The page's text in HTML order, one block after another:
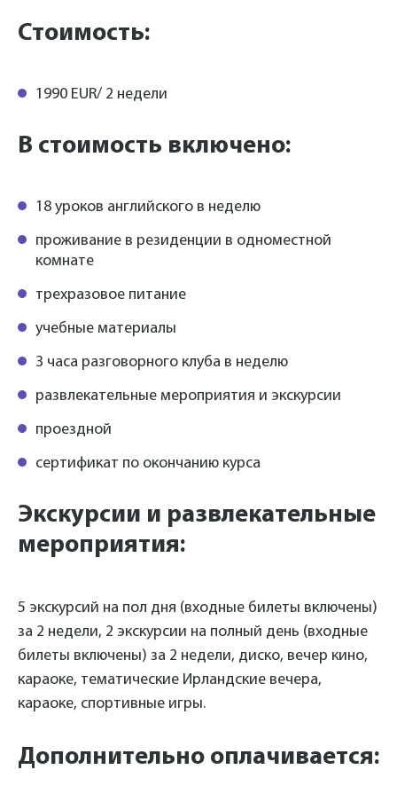
Стоимость:
1990 EUR/ 2 недели
В стоимость включено:
18 уроков английского в неделю
проживание в резиденции в одноместной
комнате
трехразовое питание
учебные материалы
3 часа разговорного клуба в неделю
развлекательные мероприятия и экскурсии
проездной
сертификат по окончанию курса
Экскурсии и развлекательные
мероприятия:
5 экскурсий на пол дня (входные билеты включены)
за 2 недели, 2 экскурсии на полный день (входные
билеты включены) за 2 недели, диско, вечер кино,
караоке, тематические Ирландские вечера,
караоке, спортивные игры.
Дополнительно оплачивается: